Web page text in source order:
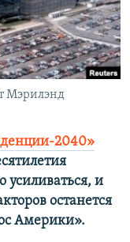
Мэрилэнд
2040»
усиливаться, и
останется
Америки»​.